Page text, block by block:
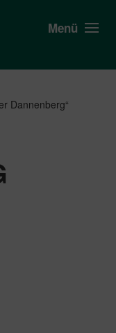
Menü
Dannenberg“